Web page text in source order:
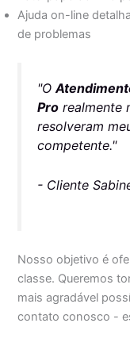
Ajuda on-line
de problemas
"O
Pro realmente
resolveram
competente."
- Cliente
Nosso objetivo é
classe. Queremos
mais agradável
contato conosco -